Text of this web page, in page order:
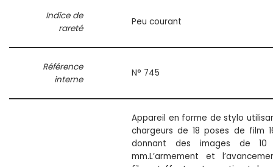
Indice de
rareté
Peu courant
Référence
interne
N° 745
Appareil en forme de stylo
chargeurs de 18 poses de film
donnant des images de
mm.L’armement et